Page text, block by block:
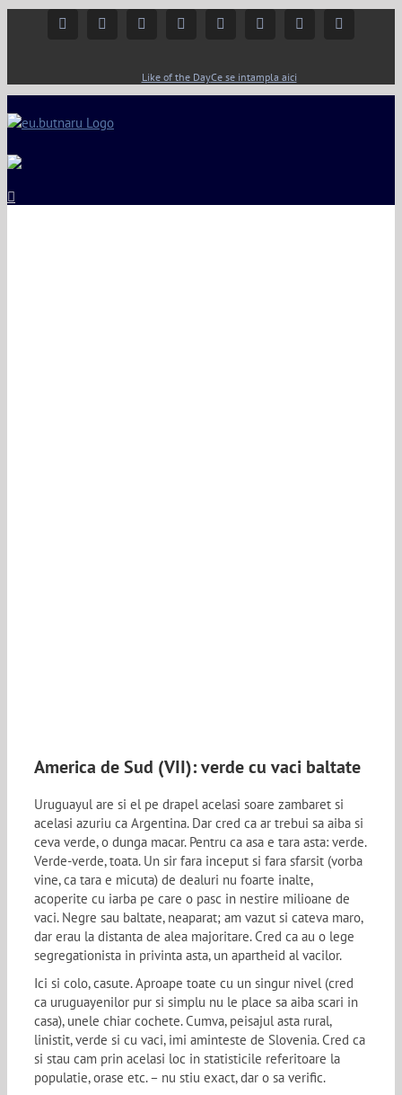
FacebookInstagramYouTubeTwitter Google+ Linkedin
Like of the DayCe se intampla aici
America de Sud (VII): verde cu vaci baltate
Uruguayul are si el pe drapel acelasi soare zambaret si
acelasi azuriu ca Argentina. Dar cred ca ar trebui sa aiba si
ceva verde, o dunga macar. Pentru ca asa e tara asta: verde.
Verde-verde, toata. Un sir fara inceput si fara sfarsit (vorba
vine, ca tara e micuta) de dealuri nu foarte inalte,
acoperite cu iarba pe care o pasc in nestire milioane de
vaci. Negre sau baltate, neaparat; am vazut si cateva maro,
dar erau la distanta de alea majoritare. Cred ca au o lege
segregationista in privinta asta, un apartheid al vacilor.
Ici si colo, casute. Aproape toate cu un singur nivel (cred
ca uruguayenilor pur si simplu nu le place sa aiba scari in
casa), unele chiar cochete. Cumva, peisajul asta rural,
linistit, verde si cu vaci, imi aminteste de Slovenia. Cred ca
si stau cam prin acelasi loc in statisticile referitoare la
populatie, orase etc. – nu stiu exact, dar o sa verific.